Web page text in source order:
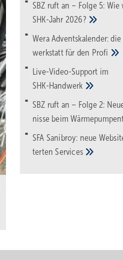
SBZ ruft an – Folge 5: Wie
SHK-Jahr 2026?
Wera Adventskalender:
werk­statt für den Pro­fi
Live-Video-Support im
SHK-Handwerk
SBZ ruft an – Folge 2:
nisse beim
SFA Sanibroy: neue
tertenServices